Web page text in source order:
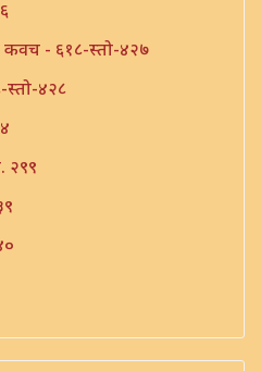
कवच - ६१८-स्तो-४२७
४२८
२९९